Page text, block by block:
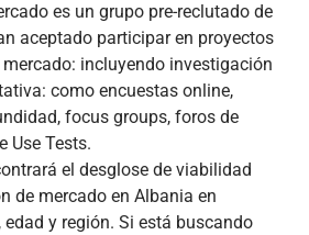
es un grupo pre-reclutado de
aceptado participar en proyectos
incluyendo investigación
como encuestas online,
focus groups, foros de
Use Tests.
el desglose de viabilidad
de mercado en Albania en
edad y región. Si está buscando